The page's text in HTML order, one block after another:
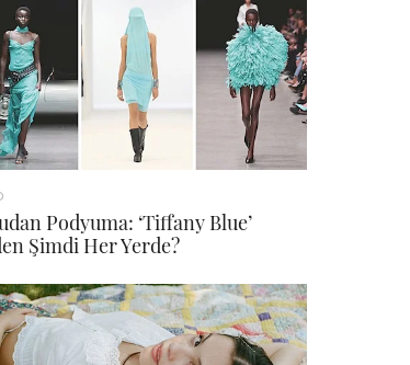
Podyuma: ‘Tiffany Blue’
Şimdi Her Yerde?